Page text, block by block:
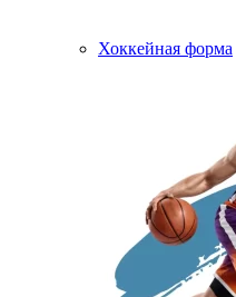
Хоккейная форма